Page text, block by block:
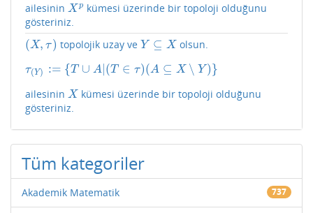
ailesinin X p
Xp kümesi üzerinde bir topoloji olduğunu
gösteriniz.
(X, τ)
(X,τ) topolojik uzay ve Y ⊆ X
Y⊆X olsun.
τ(Y) := {T ∪ A|(T ∈ τ)(A ⊆ X ∖ Y)}
τ(Y):={ T∪ A|(T∈ τ)(A⊆X ∖Y )}
ailesinin X
X kümesi üzerinde bir topoloji olduğunu
gösteriniz.
Tüm kategoriler
Akademik Matematik 737